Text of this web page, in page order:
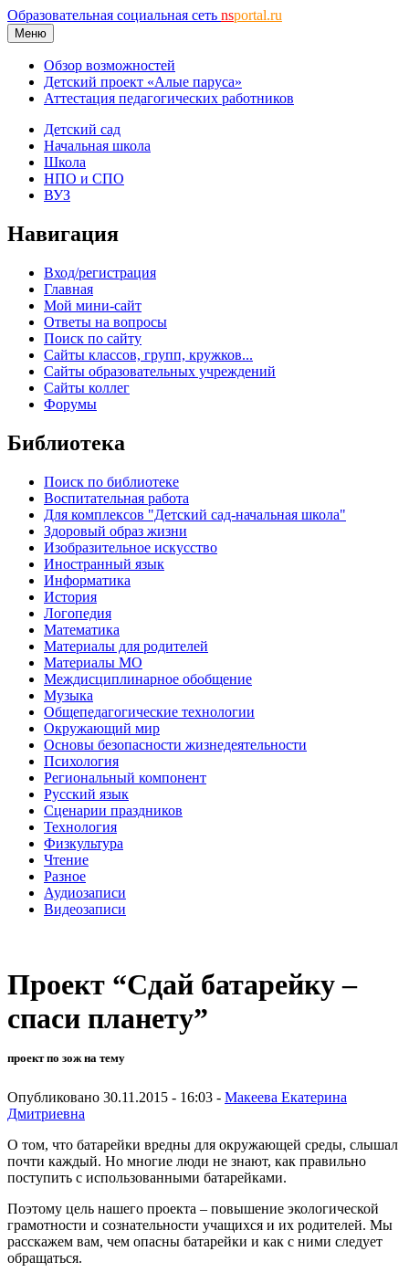
Образовательная социальная сеть nsportal.ru
Меню
Обзор возможностей
Детский проект «Алые паруса»
Аттестация педагогических работников
Детский сад
Начальная школа
Школа
НПО и СПО
ВУЗ
Навигация
Вход/регистрация
Главная
Мой мини-сайт
Ответы на вопросы
Поиск по сайту
Сайты классов, групп, кружков...
Сайты образовательных учреждений
Сайты коллег
Форумы
Библиотека
Поиск по библиотеке
Воспитательная работа
Для комплексов "Детский сад-начальная школа"
Здоровый образ жизни
Изобразительное искусство
Иностранный язык
Информатика
История
Логопедия
Математика
Материалы для родителей
Материалы МО
Междисциплинарное обобщение
Музыка
Общепедагогические технологии
Окружающий мир
Основы безопасности жизнедеятельности
Психология
Региональный компонент
Русский язык
Сценарии праздников
Технология
Физкультура
Чтение
Разное
Аудиозаписи
Видеозаписи
Проект “Сдай батарейку –
спаси планету”
проект по зож на тему
Опубликовано 30.11.2015 - 16:03 - Макеева Екатерина
Дмитриевна
О том, что батарейки вредны для окружающей среды, слышал
почти каждый. Но многие люди не знают, как правильно
поступить с использованными батарейками.
Поэтому цель нашего проекта – повышение экологической
грамотности и сознательности учащихся и их родителей. Мы
расскажем вам, чем опасны батарейки и как с ними следует
обращаться.